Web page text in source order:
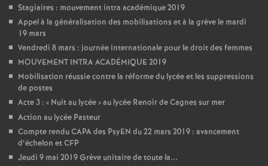
Stagiaires : mouvement intra académique 2019
Appel à la généralisation des mobilisations et à la grève le mardi
19 mars
Vendredi 8 mars : journée internationale pour le droit des femmes
MOUVEMENT INTRA ACADÉMIQUE 2019
Mobilisation réussie contre la réforme du lycée et les suppressions
de postes
Acte 3 : « Nuit au lycée» au lycée Renoir de Cagnes sur mer
Action au lycée Pasteur
Compte rendu CAPA des PsyEN du 22 mars 2019 : avancement
d’échelon et CFP
Jeudi 9 mai 2019 Grève unitaire de toute la...